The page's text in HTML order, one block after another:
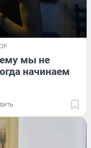
мы не
начинаем